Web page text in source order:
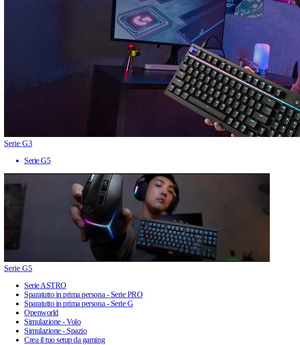
Serie G3
Serie G5
Serie G5
Serie ASTRO
Sparatutto in prima persona - Serie PRO
Sparatutto in prima persona - Serie G
Openworld
Simulazione - Volo
Simulazione - Spazio
Crea il tuo setup da gaming